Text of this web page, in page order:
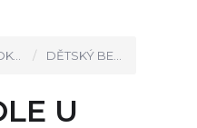
DĚTSKÝ BEACHVOLEJBALOVÝ KEMP – ZVOLE U PRAHY
U